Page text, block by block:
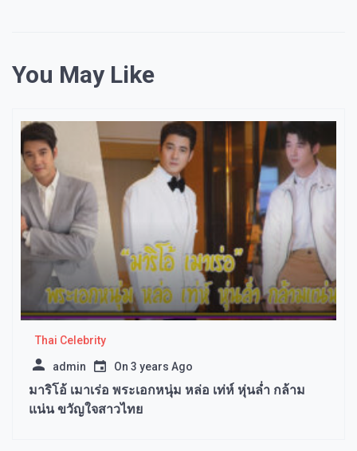
You May Like
Thai Celebrity
admin On 3 years Ago
มาริโอ้ เมาเร่อ พระเอกหนุ่ม หล่อ เท่ห์ หุ่นล่ำ กล้าม
แน่น ขวัญใจสาวไทย